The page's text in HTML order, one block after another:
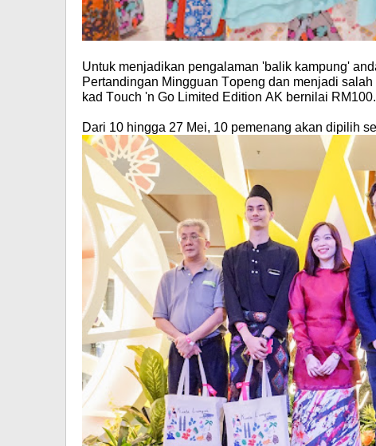
Untuk menjadikan pengalaman 'balik kampung'
Pertandingan Mingguan Topeng dan menjadi
kad Touch 'n Go Limited Edition AK bernilai RM100.
Dari 10 hingga 27 Mei, 10 pemenang akan dipilih